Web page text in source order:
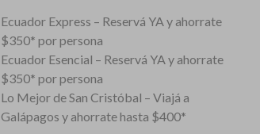
Ecuador Express – Reservá YA y ahorrate
$350* por persona
Ecuador Esencial – Reservá YA y ahorrate
$350* por persona
Lo Mejor de San Cristóbal – Viajá a
Galápagos y ahorrate hasta $400*